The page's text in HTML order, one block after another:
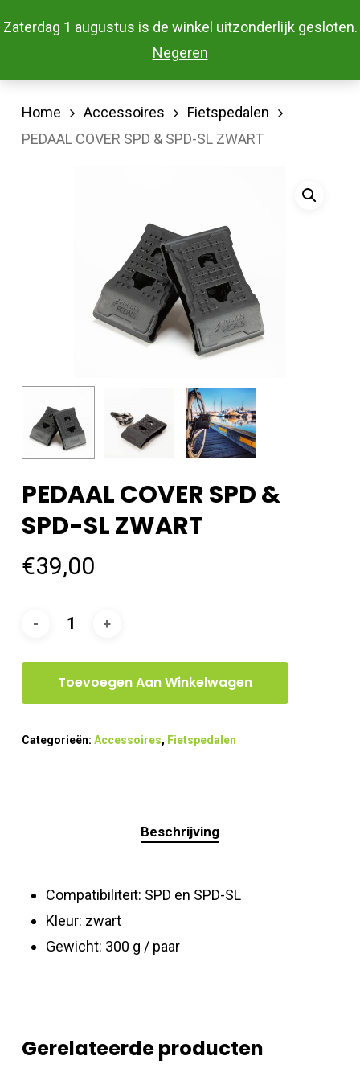
Zaterdag 1 augustus is de winkel uitzonderlijk gesloten.
Negeren
to
Menu
Home Accessoires
Fietspedalen
PEDAAL COVER SPD & SPD-SL ZWART
PEDAAL COVER SPD &
SPD-SL ZWART
€39,00
Toevoegen Aan Winkelwagen
Categorieën: Accessoires, Fietspedalen
Beschrijving
Compatibiliteit: SPD en SPD-SL
Kleur: zwart
Gewicht: 300 g / paar
Gerelateerde producten
Menu